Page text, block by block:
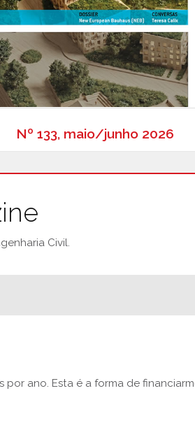
Nº 133, maio/junho 2026
Civil.
ano. Esta é a forma de